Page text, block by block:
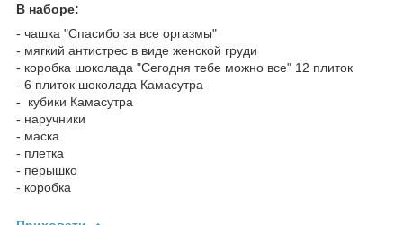
В наборе:
- чашка "Спасибо за все оргазмы"
- мягкий антистрес в виде женской груди
- коробка шоколада "Сегодня тебе можно все" 12 плиток
- 6 плиток шоколада Камасутра
- кубики Камасутра
- наручники
- маска
- плетка
- перышко
- коробка